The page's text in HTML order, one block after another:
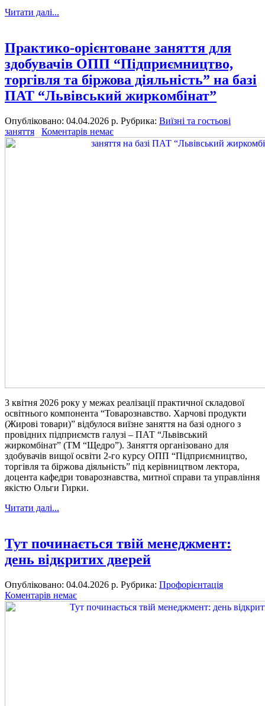
Читати далі...
Практико-орієнтоване заняття для
здобувачів ОПП “Підприємництво,
торгівля та біржова діяльність” на базі
ПАТ “Львівський жиркомбінат”
Опубліковано: 04.04.2026 р. Рубрика: Виїзні та гостьові
заняття
Коментарів немає
3 квітня 2026 року у межах реалізації практичної складової
освітнього компонента “Товарознавство. Харчові продукти
(Жирові товари)” відбулося виїзне заняття на базі одного з
провідних підприємств галузі – ПАТ “Львівський
жиркомбінат” (ТМ “Щедро”). Заняття організовано для
здобувачів вищої освіти 2-го курсу ОПП “Підприємництво,
торгівля та біржова діяльність” під керівництвом лектора,
доцента кафедри товарознавства, митної справи та управління
якістю Ольги Гирки.
Читати далі...
Тут починається твій менеджмент:
день відкритих дверей
Опубліковано: 04.04.2026 р. Рубрика: Профорієнтація
Коментарів немає